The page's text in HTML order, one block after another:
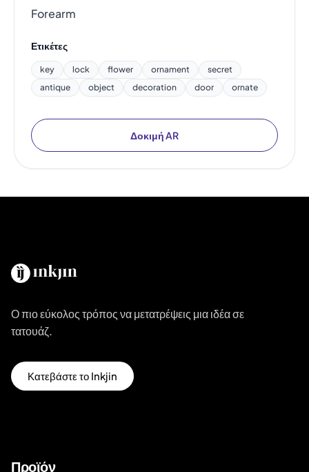
Forearm
Ετικέτες
key lock flower ornament
secret
antique
object decoration door ornate
Δοκιμή AR
Ο πιο εύκολος τρόπος να μετατρέψεις μια ιδέα σε
τατουάζ.
Κατεβάστε το Inkjin
Προϊόν